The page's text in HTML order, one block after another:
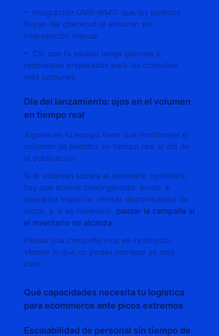
• Integración OMS-WMS: que los pedidos
fluyan del checkout al almacén sin
intervención manual.
• CS: que tu equipo tenga guiones y
respuestas preparadas para las consultas
más comunes.
Día del lanzamiento: ojos en el volumen
en tiempo real
Alguien en tu equipo tiene que monitorear el
volumen de pedidos en tiempo real el día de
la publicación.
Si el volumen supera el escenario optimista,
hay que activar contingencias: avisar al
operador logístico, revisar disponibilidad de
stock, y, si es necesario, pausar la campaña si
el inventario no alcanza.
Pausar una campaña viral es incómodo.
Vender lo que no podés entregar es más
caro.
Qué capacidades necesita tu logística
para ecommerce ante picos extremos
Escalabilidad de personal sin tiempo de